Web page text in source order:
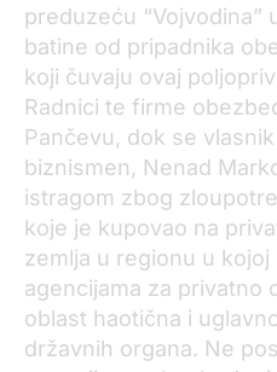
preduzeću “Vojvodina”
batine od pripadnika
koji čuvaju ovaj
Radnici te firme
Pančevu, dok se
biznismen, Nenad
istragom zbog
koje je kupovao na
zemlja u regionu u
agencijama za privatno
oblast haotična i
državnih organa. Ne